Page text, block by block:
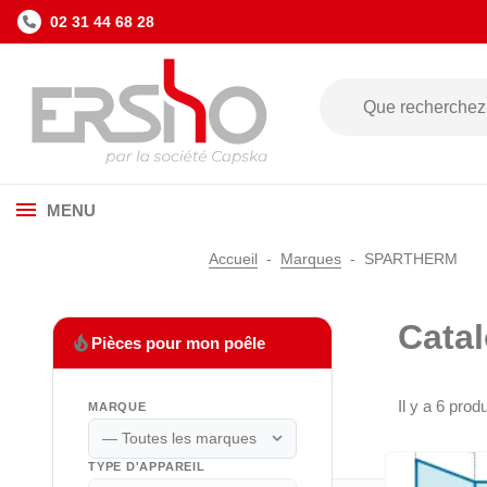
02 31 44 68 28
MENU
Accueil Marques SPARTHERM
local_fire_department Pièces pour mon poêle
MARQUE
expand_more
TYPE D'APPAREIL
Il y a 6